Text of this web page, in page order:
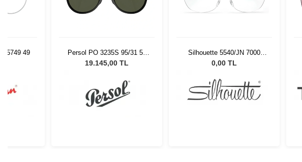
5749 49
Persol PO 3235S 95/31 55
Unisex Güneş Gözlüğü
19.145,00 TL
Silhouette 5540/JN 7000
53/17
0,00 TL